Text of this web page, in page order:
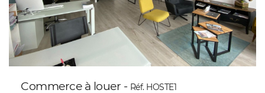
Commerce à louer - Réf. HOSTE1